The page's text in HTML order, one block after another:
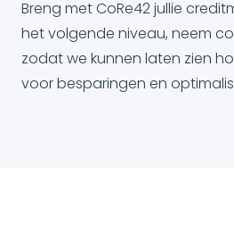
Breng met CoRe42 jullie
het volgende niveau, neem
zodat we kunnen laten zien
voor besparingen en